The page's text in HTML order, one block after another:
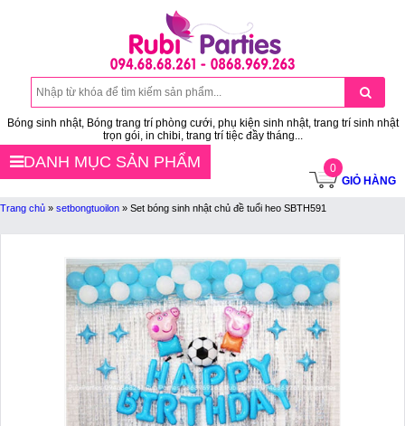
Bóng sinh nhật, Bóng trang trí phòng cưới, phụ kiện sinh nhật, trang trí sinh nhật
trọn gói, in chibi, trang trí tiệc đầy tháng...
0
GIỎ HÀNG
DANH MỤC SẢN PHẨM
Trang chủ » setbongtuoilon » Set bóng sinh nhật chủ đề tuổi heo SBTH591